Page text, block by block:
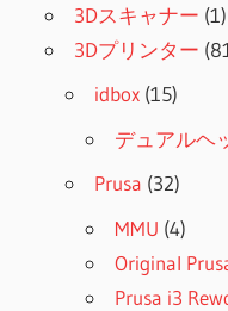
3Dスキャナー (1)
3Dプリンター
idbox (15)
デュアルヘ
Prusa (32)
MMU (4)
Original
Prusa i3